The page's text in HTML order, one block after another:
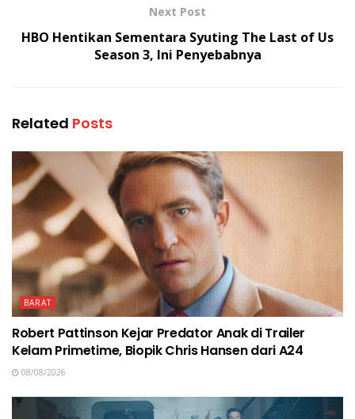
Next Post
HBO Hentikan Sementara Syuting The Last of Us
Season 3, Ini Penyebabnya
Related Posts
BARAT
Robert Pattinson Kejar Predator Anak di Trailer
Kelam Primetime, Biopik Chris Hansen dari A24
08/08/2026